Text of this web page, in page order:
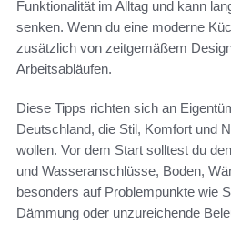
Funktionalität im Alltag und kann
senken. Wenn du eine moderne
zusätzlich von zeitgemäßem
Arbeitsabläufen.
Diese Tipps richten sich an
Deutschland, die Stil, Komfort und
wollen. Vor dem Start solltest du
und Wasseranschlüsse, Boden,
besonders auf Problempunkte wie
Dämmung oder unzureichende